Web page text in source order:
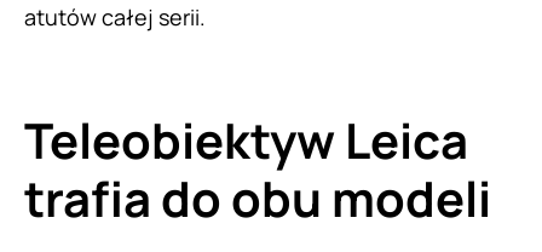
atutów całej serii.
Teleobiektyw Leica
trafia do obu modeli